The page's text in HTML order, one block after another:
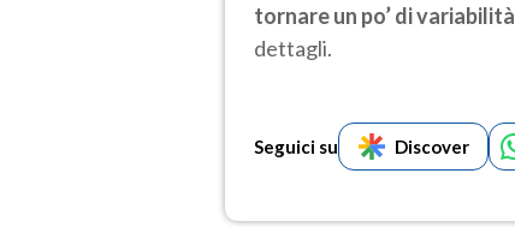
tornare un po’ di variabilità
dettagli.
Seguici su Discover